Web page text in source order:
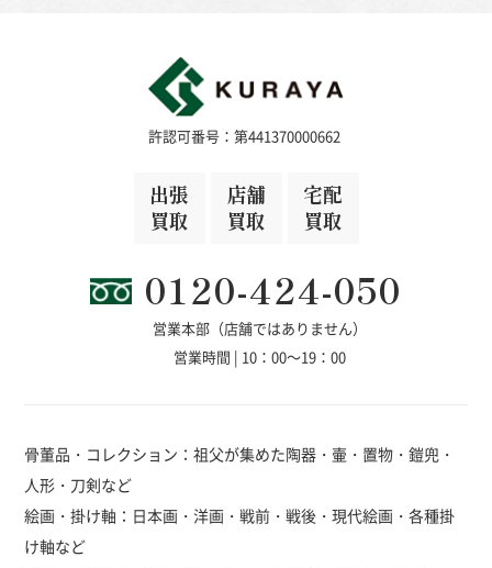
許認可番号：第441370000662
出張
買取
店舗
買取
宅配
買取
0120-424-050
営業本部（店舗ではありません）
営業時間 | 10：00～19：00
骨董品・コレクション：祖父が集めた陶器・壷・置物・鎧兜・
人形・刀剣など
絵画・掛け軸：日本画・洋画・戦前・戦後・現代絵画・各種掛
け軸など